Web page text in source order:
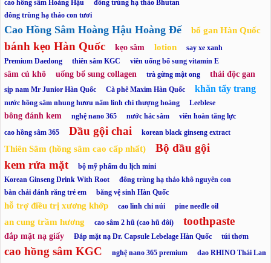
cao hồng sâm Hoàng Hậu
đông trùng hạ thảo Bhutan
đông trùng hạ thảo con tươi
Cao Hồng Sâm Hoàng Hậu Hoàng Đế bổ gan Hàn Quốc
bánh kẹo Hàn Quốc kẹo sâm lotion
say xe xanh
Premium Daedong
thiên sâm KGC viên uống bổ sung vitamin E
sâm củ khô uống bổ sung collagen trà gừng mật ong thải độc gan
sịp nam Mr Junior Hàn Quốc Cà phê Maxim Hàn Quốc khăn tẩy trang
nước hồng sâm nhung hươu nấm linh chi thượng hoàng Leeblese
bông đánh kem nghệ nano 365 nước hắc sâm
viên hoàn tăng lực
cao hồng sâm 365
Dầu gội chai korean black ginseng extract
Thiên Sâm (hồng sâm cao cấp nhất)
Bộ dầu gội
kem rửa mặt
bộ mỹ phẩm du lịch mini
Korean Ginseng Drink With Root
đông trùng hạ thảo khô nguyên con
bàn chải đánh răng trẻ em
băng vệ sinh Hàn Quốc
hỗ trợ điều trị xương khớp cao linh chi núi pine needle oil
an cung trầm hương cao sâm 2 hũ (cao hũ đôi) toothpaste
đắp mặt nạ giấy Đắp mặt nạ Dr. Capsule Lebelage Hàn Quốc túi thơm
cao hồng sâm KGC nghệ nano 365 premium
dao RHINO Thái Lan